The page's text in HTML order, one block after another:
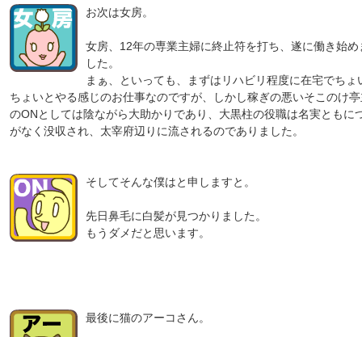
お次は女房。
女房、12年の専業主婦に終止符を打ち、遂に働き始め
した。
まぁ、といっても、まずはリハビリ程度に在宅でちょ
ちょいとやる感じのお仕事なのですが、しかし稼ぎの悪いそこのけ
のONとしては陰ながら大助かりであり、大黒柱の役職は名実ともに
がなく没収され、太宰府辺りに流されるのでありました。
そしてそんな僕はと申しますと。
先日鼻毛に白髪が見つかりました。
もうダメだと思います。
最後に猫のアーコさん。